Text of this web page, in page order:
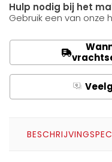
Hulp nodig bij het
Gebruik een van onze
Q
BESCHRIJVING